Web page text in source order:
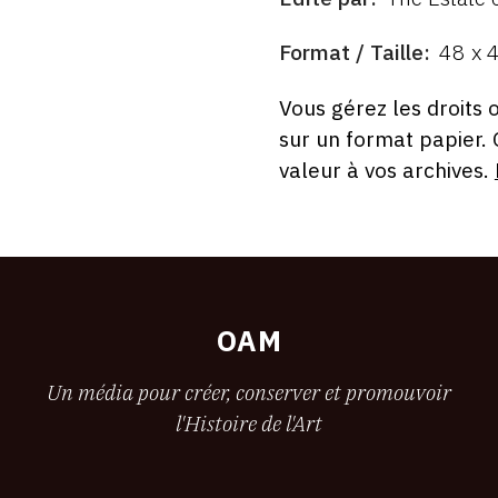
ÉDITÉ
FORMAT
Format / Taille 48 x
ÉTAT
Vous gérez les droits
sur un format papier.
valeur à vos archives.
OAM
Un média pour créer, conserver et promouvoir
l'Histoire de l'Art